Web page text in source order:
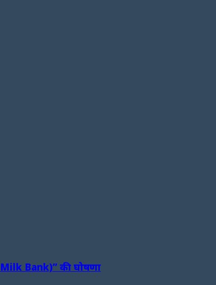
Milk Bank)” की घोषणा